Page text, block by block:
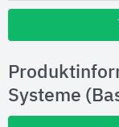
Hersteller
Systeme